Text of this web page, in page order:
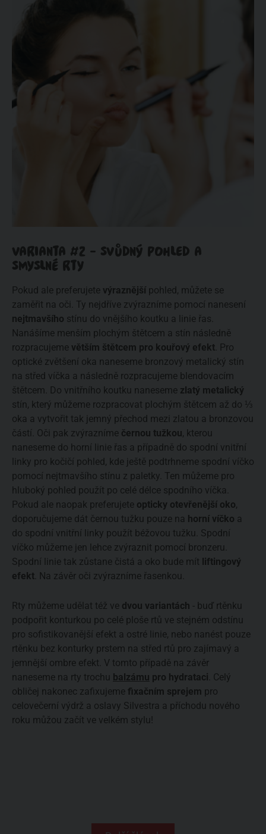
VARIANTA #2 - SVŮDNÝ POHLED A
SMYSLNÉ RTY
Pokud ale preferujete výraznější pohled, můžete se
zaměřit na oči. Ty nejdříve zvýrazníme pomocí nanesení
nejtmavšího stínu do vnějšího koutku a linie řas.
Nanášíme menším plochým štětcem a stín následně
rozpracujeme větším štětcem pro kouřový efekt . Pro
optické zvětšení oka naneseme bronzový metalický stín
na střed víčka a následně rozpracujeme blendovacím
štětcem. Do vnitřního koutku naneseme zlatý metalický
stín, který můžeme rozpracovat plochým štětcem až do ⅓
oka a vytvořit tak jemný přechod mezi zlatou a bronzovou
částí. Oči pak zvýrazníme černou tužkou, kterou
naneseme do horní linie řas a případně do spodní vnitřní
linky pro kočičí pohled, kde ještě podtrhneme spodní víčko
pomocí nejtmavšího stínu z paletky. Ten můžeme pro
hluboký pohled použít po celé délce spodního víčka.
Pokud ale naopak preferujete opticky otevřenější oko,
doporučujeme dát černou tužku pouze na horní víčko a
do spodní vnitřní linky použít béžovou tužku. Spodní
víčko můžeme jen lehce zvýraznit pomocí bronzeru.
Spodní linie tak zůstane čistá a oko bude mít liftingový
efekt . Na závěr oči zvýrazníme řasenkou.
Rty můžeme udělat též ve dvou variantách - buď rtěnku
podpořit konturkou po celé ploše rtů ve stejném odstínu
pro sofistikovanější efekt a ostré linie, nebo nanést pouze
rtěnku bez konturky prstem na střed rtů pro zajímavý a
jemnější ombre efekt. V tomto případě na závěr
naneseme na rty trochu balzámu pro hydrataci . Celý
obličej nakonec zafixujeme fixačním sprejem pro
celovečerní výdrž a oslavy Silvestra a příchodu nového
roku můžou začít ve velkém stylu!